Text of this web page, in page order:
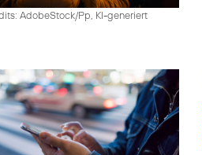
AdobeStock/Pp, KI-generiert